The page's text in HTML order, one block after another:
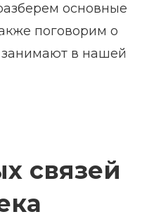
основные
поговорим о
занимают в нашей
связей